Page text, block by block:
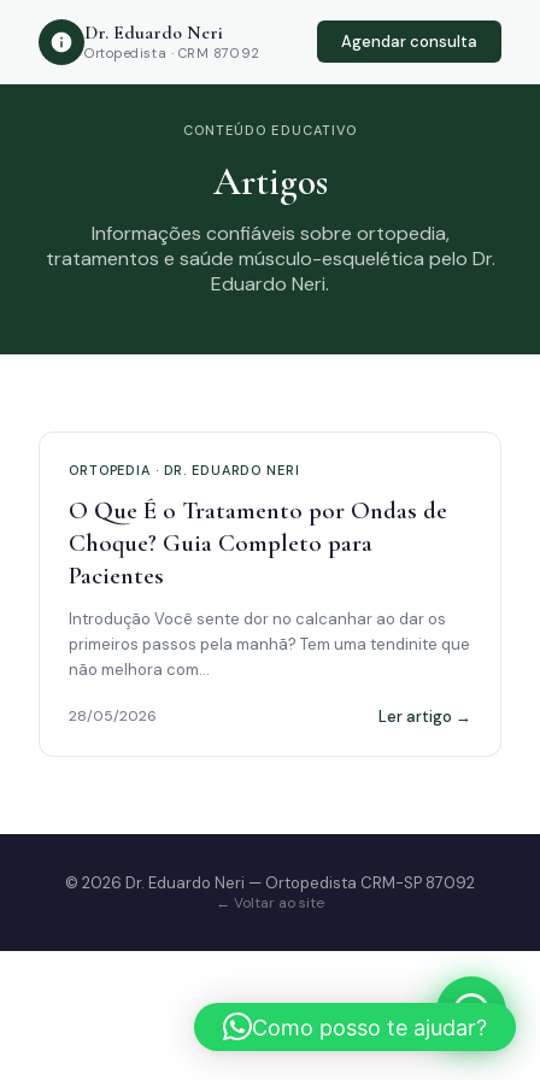
Dr. Eduardo Neri
Ortopedista · CRM 87092
Agendar consulta
CONTEÚDO EDUCATIVO
Artigos
Informações confiáveis sobre ortopedia,
tratamentos e saúde músculo-esquelética pelo Dr.
Eduardo Neri.
ORTOPEDIA · DR. EDUARDO NERI
O Que É o Tratamento por Ondas de
Choque? Guia Completo para
Pacientes
Introdução Você sente dor no calcanhar ao dar os
primeiros passos pela manhã? Tem uma tendinite que
não melhora com…
28/05/2026 Ler artigo →
© 2026 Dr. Eduardo Neri — Ortopedista CRM-SP 87092
← Voltar ao site
Como posso te ajudar?